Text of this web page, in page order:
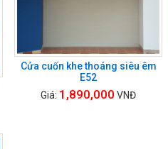
Cửa cuốn khe thoáng siêu êm
E52
Giá: 1,890,000 VNĐ